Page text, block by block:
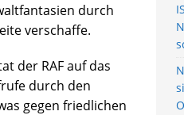
durch
verschaffe.
der RAF auf das
durch den
gegen friedlichen